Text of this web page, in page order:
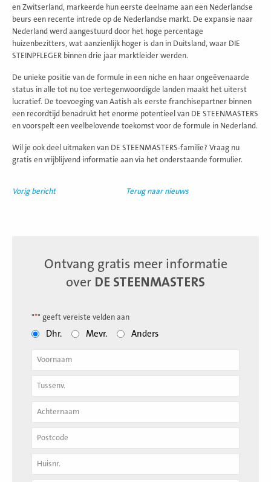
en Zwitserland, markeerde hun eerste deelname aan een Nederlandse
beurs een recente intrede op de Nederlandse markt. De expansie naar
Nederland werd aangestuurd door het hoge percentage
huizenbezitters, wat aanzienlijk hoger is dan in Duitsland, waar DIE
STEINPFLEGER binnen drie jaar marktleider werden.
De unieke positie van de formule in een niche en haar ongeëvenaarde
status in alle tot nu toe vertegenwoordigde landen maakt het uiterst
lucratief. De toevoeging van Aatish als eerste franchisepartner binnen
een recordtijd benadrukt het enorme potentieel van DE STEENMASTERS
en voorspelt een veelbelovende toekomst voor de formule in Nederland.
Wil je ook deel uitmaken van DE STEENMASTERS-familie? Vraag nu
gratis en vrijblijvend informatie aan via het onderstaande formulier.
Vorig bericht Terug naar nieuws
Ontvang gratis meer informatie
over DE STEENMASTERS
"*" geeft vereiste velden aan
Dhr. Mevr. Anders